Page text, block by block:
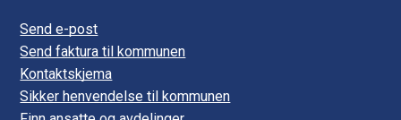
Send e-post
Send faktura til kommunen
Kontaktskjema
Sikker henvendelse til kommunen